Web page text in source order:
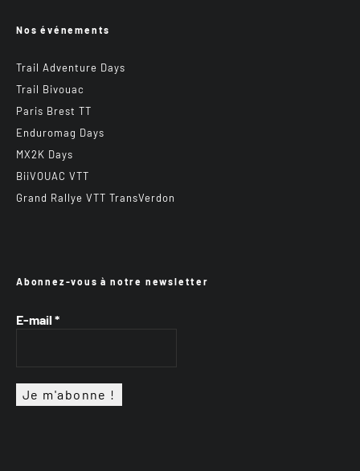
Nos événements
Trail Adventure Days
Trail Bivouac
Paris Brest TT
Enduromag Days
MX2K Days
BiiVOUAC VTT
Grand Rallye VTT TransVerdon
Abonnez-vous à notre newsletter
E-mail *